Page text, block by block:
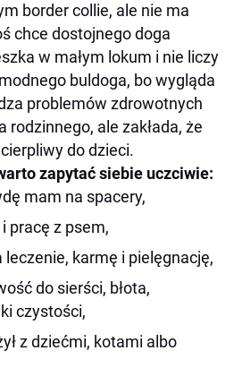
border collie, ale nie ma
chce dostojnego doga
w małym lokum i nie liczy
buldoga, bo wygląda
problemów zdrowotnych
rodzinnego, ale zakłada, że
do dzieci.
zapytać siebie uczciwie:
mam na spacery,
pracę z psem,
karmę i pielęgnację,
do sierści, błota,
czystości,
z dziećmi, kotami albo